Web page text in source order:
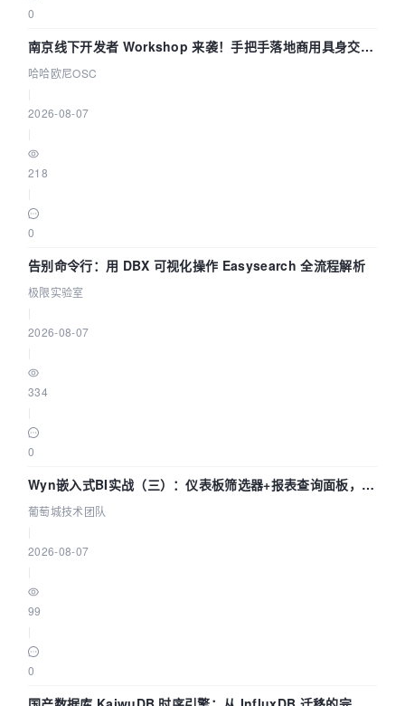
0
南京线下开发者 Workshop 来袭！手把手落地商用具身交互
智能 Agent 应用
哈哈欧尼OSC
2026-08-07
218
0
告别命令行：用 DBX 可视化操作 Easysearch 全流程解析
极限实验室
2026-08-07
334
0
Wyn嵌入式BI实战（三）：仪表板筛选器+报表查询面板，参
数联动全闭环
葡萄城技术团队
2026-08-07
99
0